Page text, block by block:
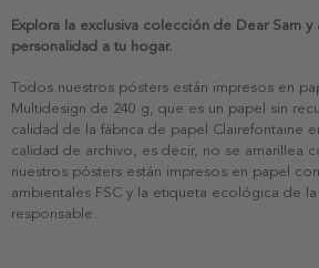
Explora la exclusiva colección de Dear Sam
personalidad a tu hogar.
Todos nuestros pósters están impresos en
Multidesign de 240 g, que es un papel sin
calidad de la fábrica de papel Clairefontaine
calidad de archivo, es decir, no se amarillea
nuestros pósters están impresos en papel
ambientales FSC y la etiqueta ecológica de la
responsable.